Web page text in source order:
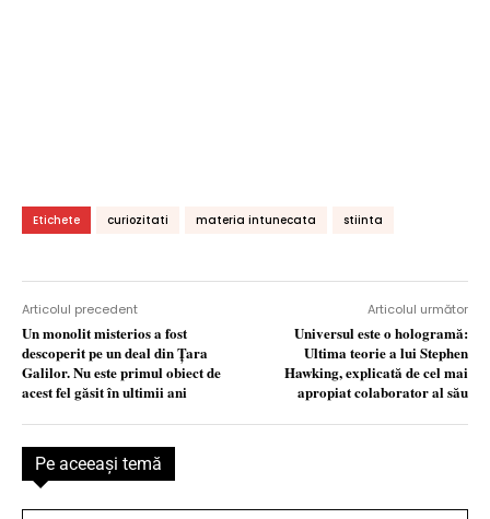
Etichete curiozitati materia intunecata stiinta
Articolul precedent
Un monolit misterios a fost
descoperit pe un deal din Ţara
Galilor. Nu este primul obiect de
acest fel găsit în ultimii ani
Articolul următor
Universul este o hologramă:
Ultima teorie a lui Stephen
Hawking, explicată de cel mai
apropiat colaborator al său
Pe aceeaşi temă